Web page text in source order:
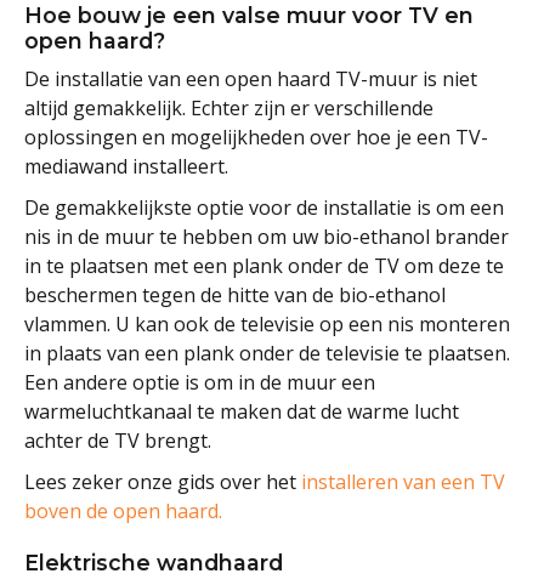
Hoe bouw je een valse muur voor TV en
open haard?
De installatie van een open haard TV-muur is niet
altijd gemakkelijk. Echter zijn er verschillende
oplossingen en mogelijkheden over hoe je een TV-
mediawand installeert.
De gemakkelijkste optie voor de installatie is om een
nis in de muur te hebben om uw bio-ethanol brander
in te plaatsen met een plank onder de TV om deze te
beschermen tegen de hitte van de bio-ethanol
vlammen. U kan ook de televisie op een nis monteren
in plaats van een plank onder de televisie te plaatsen.
Een andere optie is om in de muur een
warmeluchtkanaal te maken dat de warme lucht
achter de TV brengt.
Lees zeker onze gids over het installeren van een TV
boven de open haard.
Elektrische wandhaard